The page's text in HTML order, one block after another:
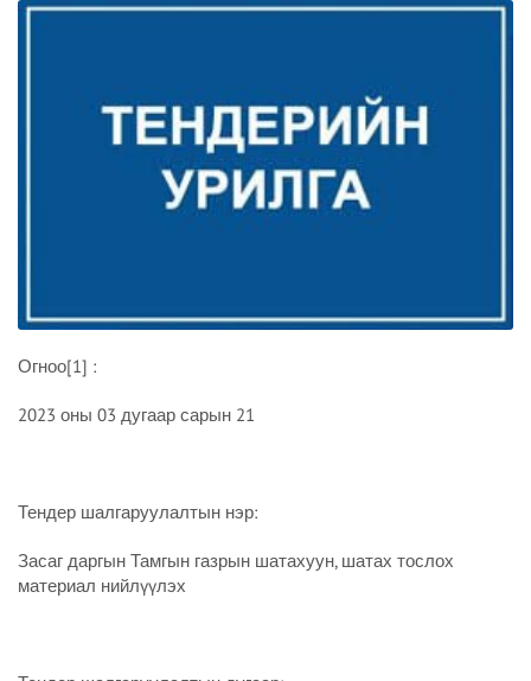
Огноо[1] :
2023 оны 03 дугаар сарын 21
Тендер шалгаруулалтын нэр:
Засаг даргын Тамгын газрын шатахуун, шатах тослох
материал нийлүүлэх